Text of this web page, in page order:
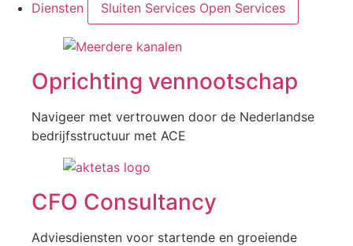
Diensten
Sluiten Services Open Services
Oprichting vennootschap
Navigeer met vertrouwen door de Nederlandse
bedrijfsstructuur met ACE
CFO Consultancy
Adviesdiensten voor startende en groeiende